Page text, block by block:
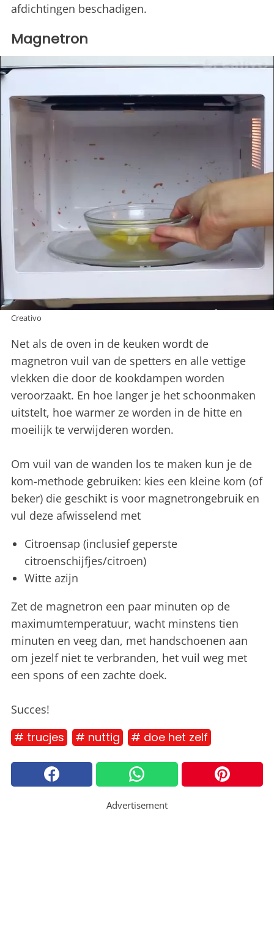
afdichtingen beschadigen.
Magnetron
Creativo
Net als de oven in de keuken wordt de
magnetron vuil van de spetters en alle vettige
vlekken die door de kookdampen worden
veroorzaakt. En hoe langer je het schoonmaken
uitstelt, hoe warmer ze worden in de hitte en
moeilijk te verwijderen worden.
Om vuil van de wanden los te maken kun je de
kom-methode gebruiken: kies een kleine kom (of
beker) die geschikt is voor magnetrongebruik en
vul deze afwisselend met
Citroensap (inclusief geperste
citroenschijfjes/citroen)
Witte azijn
Zet de magnetron een paar minuten op de
maximumtemperatuur, wacht minstens tien
minuten en veeg dan, met handschoenen aan
om jezelf niet te verbranden, het vuil weg met
een spons of een zachte doek.
Succes!
# trucjes # nuttig # doe het zelf
Advertisement